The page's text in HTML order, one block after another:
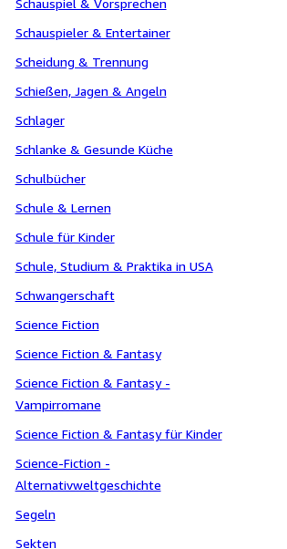
Schauspiel & Vorsprechen
Schauspieler & Entertainer
Scheidung & Trennung
Schießen, Jagen & Angeln
Schlager
Schlanke & Gesunde Küche
Schulbücher
Schule & Lernen
Schule für Kinder
Schule, Studium & Praktika in USA
Schwangerschaft
Science Fiction
Science Fiction & Fantasy
Science Fiction & Fantasy -
Vampirromane
Science Fiction & Fantasy für Kinder
Science-Fiction -
Alternativweltgeschichte
Segeln
Sekten